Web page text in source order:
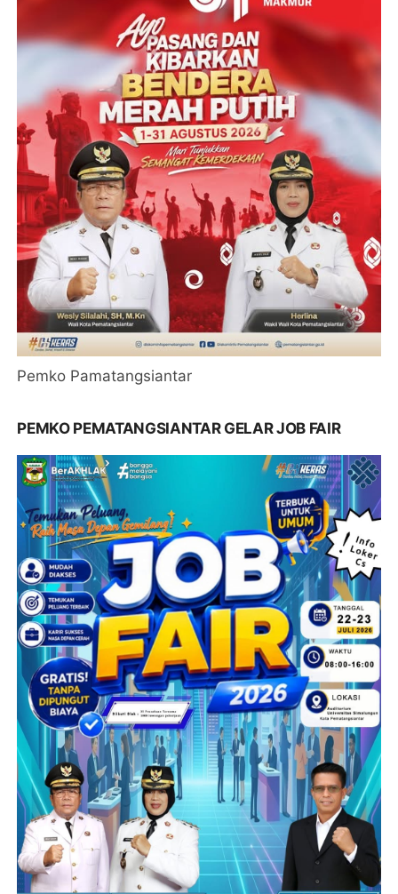
Pemko Pamatangsiantar
PEMKO PEMATANGSIANTAR GELAR JOB FAIR